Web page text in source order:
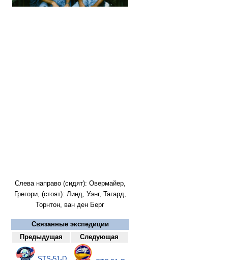
Слева направо (сидят): Овермайер,
Грегори, (стоят): Линд, Уэнг, Тагард,
Торнтон, ван ден Берг
Связанные экспедиции
Предыдущая
Следующая